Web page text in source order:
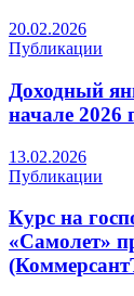
20.02.2026
Публикации
Доходный
начале 2026
13.02.2026
Публикации
Курс на
«Самолет»